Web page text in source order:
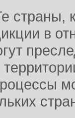
страны,
в